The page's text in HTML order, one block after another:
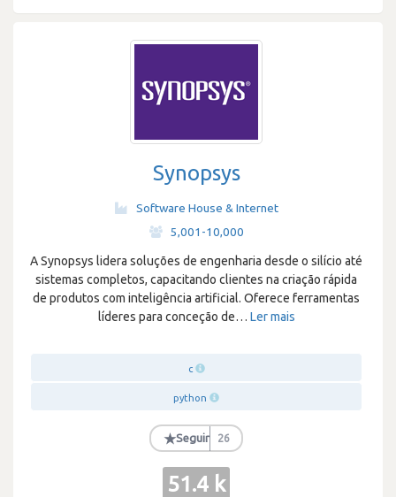
Synopsys
Software House & Internet
5,001-10,000
A Synopsys lidera soluções de engenharia desde o silício até
sistemas completos, capacitando clientes na criação rápida
de produtos com inteligência artificial. Oferece ferramentas
líderes para conceção de… Ler mais
c
python
★Seguir 26
51.4 k